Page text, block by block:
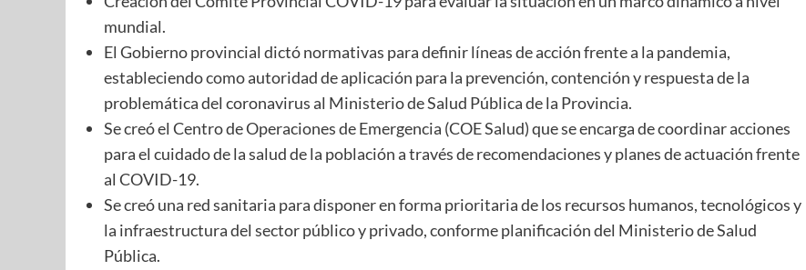
mundial.
El Gobierno provincial dictó normativas para definir líneas de acción frente a la pandemia,
estableciendo como autoridad de aplicación para la prevención, contención y respuesta de la
problemática del coronavirus al Ministerio de Salud Pública de la Provincia.
Se creó el Centro de Operaciones de Emergencia (COE Salud) que se encarga de coordinar acciones
para el cuidado de la salud de la población a través de recomendaciones y planes de actuación frente
al COVID-19.
Se creó una red sanitaria para disponer en forma prioritaria de los recursos humanos, tecnológicos y
la infraestructura del sector público y privado, conforme planificación del Ministerio de Salud
Pública.